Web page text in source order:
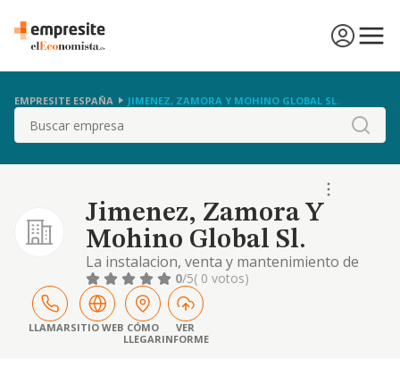
EMPRESITE ESPAÑA JIMENEZ, ZAMORA Y MOHINO GLOBAL SL.
Buscar
Jimenez, Zamora Y
Mohino Global Sl.
La instalacion, venta y mantenimiento de
instalaciones de climatizacion, fontaneria,
calefaccion y aire acondicionado
0/5( 0 votos)
LLAMARSITIO WEB CÓMO
LLEGAR
VER
INFORME